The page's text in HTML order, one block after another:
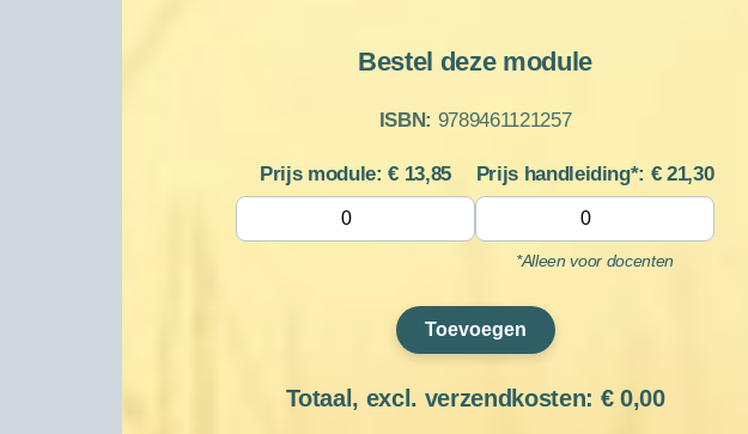
Bestel deze module
ISBN: 9789461121257
Prijs module: € 13,85 Prijs handleiding*: €21,30
*Alleen voor docenten
Toevoegen
Totaal, excl. verzendkosten: € 0,00